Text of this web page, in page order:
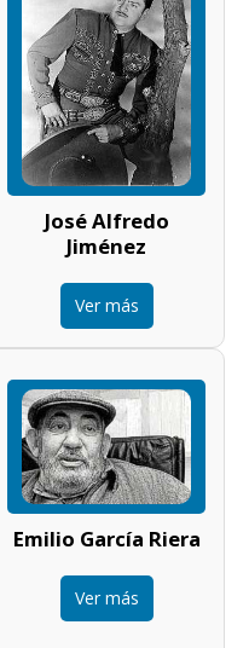
José Alfredo
Jiménez
Ver más
Emilio García Riera
Ver más